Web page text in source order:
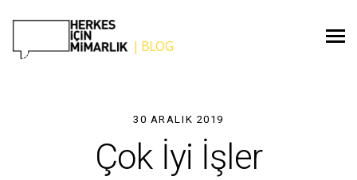
30 ARALIK 2019
Çok İyi İşler